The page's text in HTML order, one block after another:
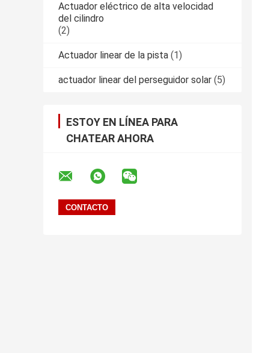
Actuador eléctrico de alta velocidad
del cilindro
(2)
Actuador linear de la pista (1)
actuador linear del perseguidor solar (5)
ESTOY EN LÍNEA PARA
CHATEAR AHORA